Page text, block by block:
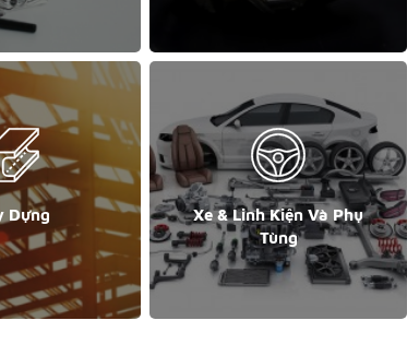
Dựng
Xe & Linh Kiện Và Phụ
Tùng